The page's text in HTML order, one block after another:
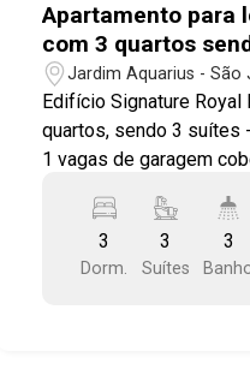
Apartamento para
com 3 quartos
83,66 no bairro
Aquarius
Jardim Aquarius - São
Campos/SP
Edifício Signature Royal
quartos, sendo 3 suítes
1 vagas de garagem coberta
quartos com suítes
com armários planejados,
condicionado,
3
Dorm.
3
Suítes
3